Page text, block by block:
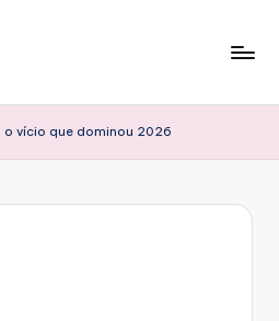
o vício que dominou 2026